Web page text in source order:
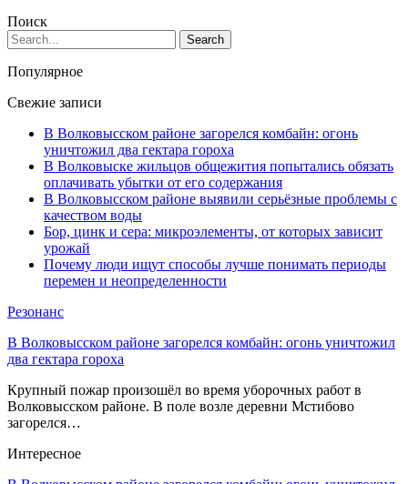
Поиск
Популярное
Свежие записи
В Волковысском районе загорелся комбайн: огонь
уничтожил два гектара гороха
В Волковыске жильцов общежития попытались обязать
оплачивать убытки от его содержания
В Волковысском районе выявили серьёзные проблемы с
качеством воды
Бор, цинк и сера: микроэлементы, от которых зависит
урожай
Почему люди ищут способы лучше понимать периоды
перемен и неопределенности
Резонанс
В Волковысском районе загорелся комбайн: огонь уничтожил
два гектара гороха
Крупный пожар произошёл во время уборочных работ в
Волковысском районе. В поле возле деревни Мстибово
загорелся…
Интересное